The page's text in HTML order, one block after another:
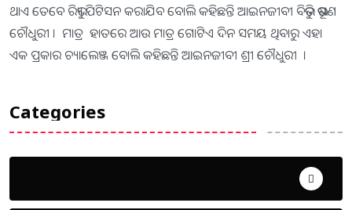
ଥାଏ ତେବେ ରିଭ୍ୟୁ ପିଟିସନ କରାଯିବ ବୋଲି କହିଛନ୍ତି ଆଇନଜୀବୀ ବିଭୁତି ଭୂଷଣ
ଚୌଧୁରୀ । ମାତ୍ର ହାତରେ ଆଉ ମାତ୍ର ଗୋଟିଏ ଦିନ ସମୟ ଥିବାରୁ ଏହା
ଏକ ପ୍ରକାର ଚ୍ୟାଲେଞ୍ଜ ବୋଲି କହିଛନ୍ତି ଆଇନଜୀବୀ ଶ୍ରୀ ଚୌଧୁରୀ ।
Categories